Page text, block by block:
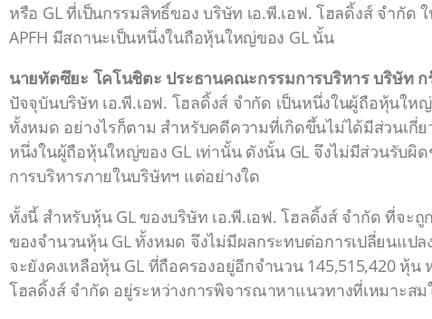
หรือ GL ที่เป็นกรรมสิทธิ์ของ บริษัท เอ.พี.เอฟ. โฮลดิ้งส์ จำกัด
APFH มีสถานะเป็นหนึ่งในถือหุ้นใหญ่ของ GL นั้น
นายทัตซึยะ โคโนชิตะ ประธานคณะกรรมการบริหาร บริษัท
ปัจจุบันบริษัท เอ.พี.เอฟ. โฮลดิ้งส์ จำกัด เป็นหนึ่งในผู้ถือหุ้นใ
ทั้งหมด อย่างไรก็ตาม สำหรับคดีความที่เกิดขึ้นไม่ได้มีส่วนเกี่
หนึ่งในผู้ถือหุ้นใหญ่ของ GL เท่านั้น ดังนั้น GL จึงไม่มีส่วนรับ
การบริหารภายในบริษัทฯ แต่อย่างใด
ทั้งนี้ สำหรับหุ้น GL ของบริษัท เอ.พี.เอฟ. โฮลดิ้งส์ จำกัด ที่จะ
ของจำนวนหุ้น GL ทั้งหมด จึงไม่มีผลกระทบต่อการเปลี่ยนแป
จะยังคงเหลือหุ้น GL ที่ถือครองอยู่อีกจำนวน 145,515,420 หุ้
โฮลดิ้งส์ จำกัด อยู่ระหว่างการพิจารณาหาแนวทางที่เหมาะ